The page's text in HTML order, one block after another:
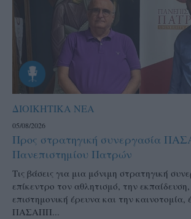
ΔΙΟΙΚΗΤΙΚΑ ΝΕΑ
05/08/2026
Προς στρατηγική συνεργασία
Πανεπιστημίου Πατρών
Τις βάσεις για μια μόνιμη στρατηγική
επίκεντρο τον αθλητισμό, την
επιστημονική έρευνα και την καινοτομία,
ΠΑΣΑΠΠ...